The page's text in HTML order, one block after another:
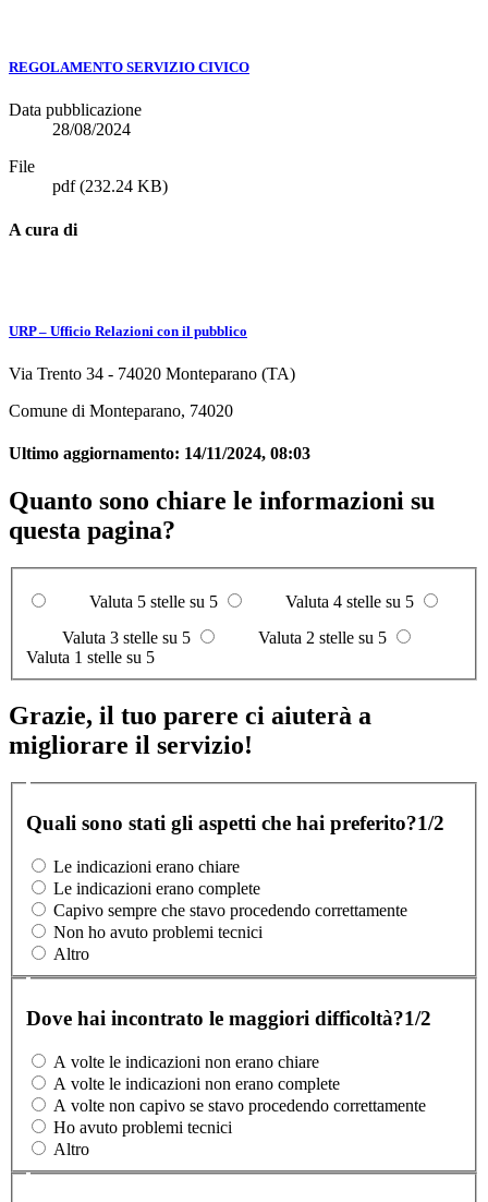
REGOLAMENTO SERVIZIO CIVICO
Data pubblicazione
28/08/2024
File
pdf(232.24 KB)
A cura di
URP – Ufficio Relazioni con il pubblico
Via Trento 34 - 74020 Monteparano (TA)
Comune di Monteparano, 74020
Ultimo aggiornamento: 14/11/2024, 08:03
Quanto sono chiare le informazioni su
questa pagina?
Valuta 5 stelle su 5
Valuta 4 stelle su 5
Valuta 3 stelle su 5
Valuta 2 stelle su 5
Valuta 1 stelle su 5
Grazie, il tuo parere ci aiuterà a
migliorare il servizio!
Quali sono stati gli aspetti che hai preferito?1/2
Le indicazioni erano chiare
Le indicazioni erano complete
Capivo sempre che stavo procedendo correttamente
Non ho avuto problemi tecnici
Altro
Dove hai incontrato le maggiori difficoltà?1/2
A volte le indicazioni non erano chiare
A volte le indicazioni non erano complete
A volte non capivo se stavo procedendo correttamente
Ho avuto problemi tecnici
Altro